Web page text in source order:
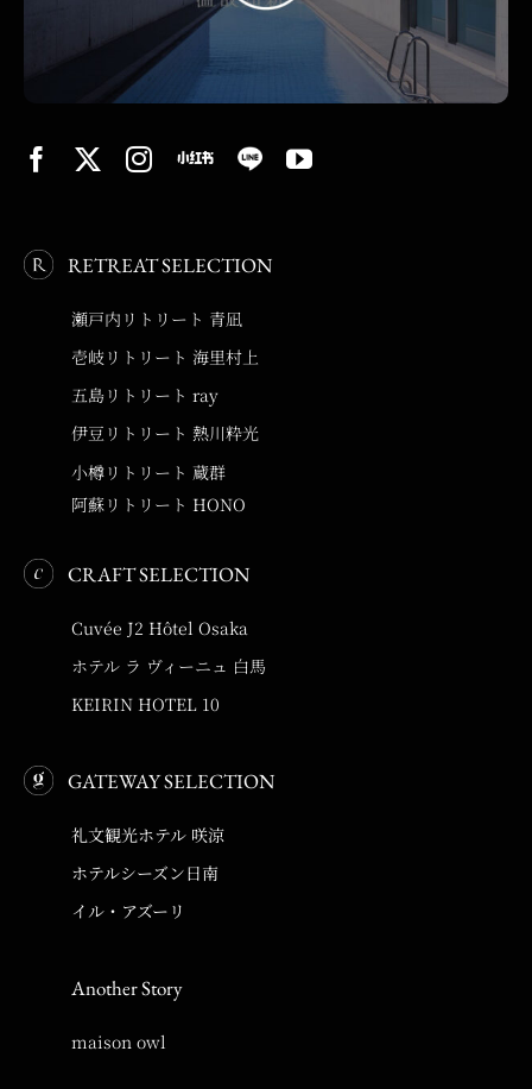
RETREAT SELECTION
瀬戸内リトリート 青凪
壱岐リトリート 海里村上
五島リトリート ray
伊豆リトリート 熱川粋光
小樽リトリート 蔵群
阿蘇リトリート HONO
CRAFT SELECTION
Cuvée J2 Hôtel Osaka
ホテル ラ ヴィーニュ 白馬
KEIRIN HOTEL 10
GATEWAY SELECTION
礼文観光ホテル 咲涼
ホテルシーズン日南
イル・アズーリ
Another Story
maison owl